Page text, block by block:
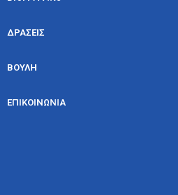
ΔΡΑΣΕΙΣ
ΒΟΥΛΗ
ΕΠΙΚΟΙΝΩΝΙΑ